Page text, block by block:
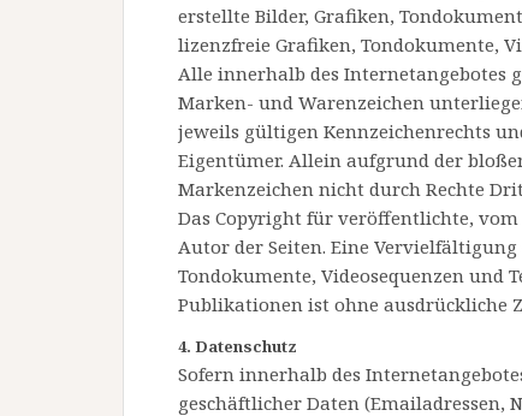
erstellte Bilder, Grafiken,
lizenzfreie Grafiken, Tondokumente,
Alle innerhalb des Internetangebotes
Marken- und Warenzeichen
jeweils gültigen Kennzeichenrechts
Eigentümer. Allein aufgrund der
Markenzeichen nicht durch Rechte
Das Copyright für veröffentlichte,
Autor der Seiten. Eine
Tondokumente, Videosequenzen und
Publikationen ist ohne ausdrückliche
4. Datenschutz
Sofern innerhalb des
geschäftlicher Daten (Emailadressen,